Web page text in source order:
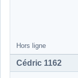
Hors ligne
Cédric 1162